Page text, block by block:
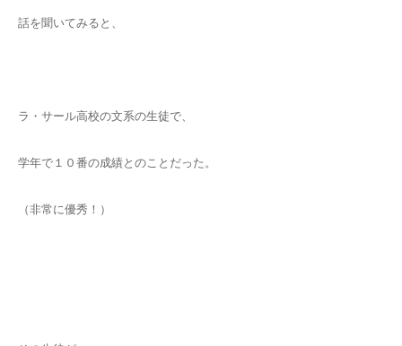
話を聞いてみると、
ラ・サール高校の文系の生徒で、
学年で１０番の成績とのことだった。
（非常に優秀！）